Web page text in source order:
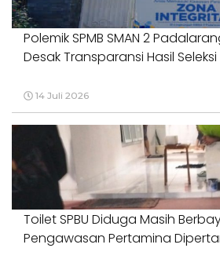
Polemik SPMB SMAN 2
Desak Transparansi Hasil Seleksi
14 Juli 2026
Toilet SPBU Diduga Masih
Pengawasan Pertamina